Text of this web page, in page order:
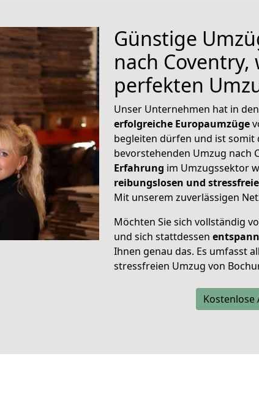
Günstige
nach
perfekten
Unser Unternehmen hat in
erfolgreiche Europaumzüge
begleiten dürfen und ist
bevorstehenden Umzug nach
Erfahrung im Umzugssektor
reibungslosen und
Mit unserem zuverlässigen
Möchten Sie sich vollständig
und sich stattdessen
Ihnen genau das. Es umfasst
stressfreien Umzug von
Kostenlose